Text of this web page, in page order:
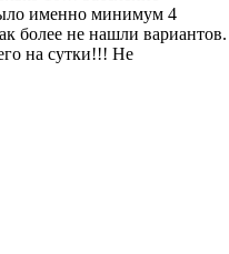
именно минимум 4
более не нашли вариантов.
на сутки!!! Не